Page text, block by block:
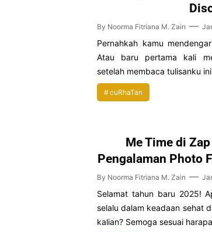
By Noorma Fitriana M. Zain
Pernahkah kamu
Atau baru pertama kali
setelah membaca tulisanku
cuRhaTan
Me Time di
Pengalaman Photo
By Noorma Fitriana M. Zain
Selamat tahun baru 2025!
selalu dalam keadaan sehat
kalian? Semoga sesuai